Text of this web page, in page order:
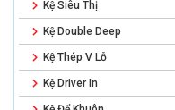
Kệ Siêu Thị
Kệ Double Deep
Kệ Thép V Lỗ
Kệ Driver In